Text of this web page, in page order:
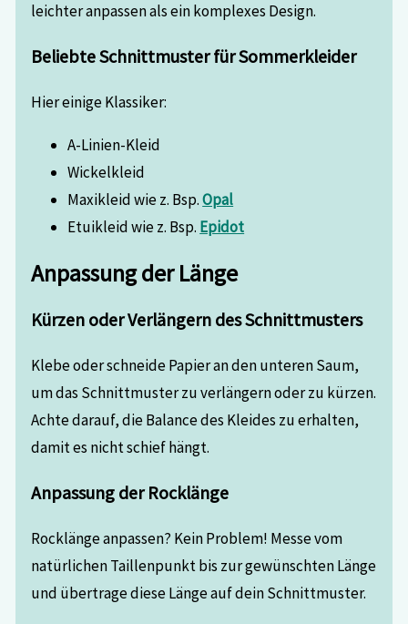
leichter anpassen als ein komplexes Design.
Beliebte Schnittmuster für Sommerkleider
Hier einige Klassiker:
A-Linien-Kleid
Wickelkleid
Maxikleid wie z. Bsp.Opal
Etuikleid wie z. Bsp. Epidot
Anpassung der Länge
Kürzen oder Verlängern des Schnittmusters
Klebe oder schneide Papier an den unteren Saum,
um das Schnittmuster zu verlängern oder zu kürzen.
Achte darauf, die Balance des Kleides zu erhalten,
damit es nicht schief hängt.
Anpassung der Rocklänge
Rocklänge anpassen? Kein Problem! Messe vom
natürlichen Taillenpunkt bis zur gewünschten Länge
und übertrage diese Länge auf dein Schnittmuster.